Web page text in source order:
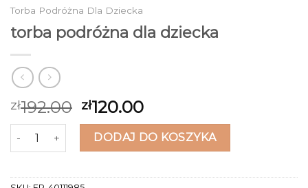
Torba Podróżna Dla Dziecka
torba podróżna dla dziecka
zł192.00 zł120.00
ilość torba podróżna dla dziecka
DODAJ DO KOSZYKA